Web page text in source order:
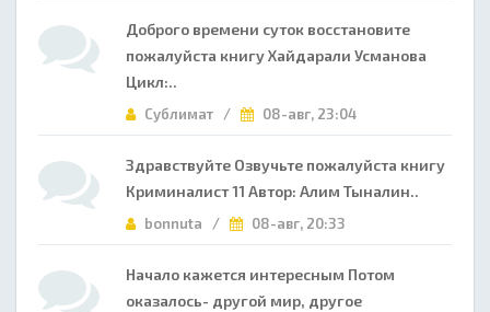
Доброго времени суток восстановите
пожалуйста книгу Хайдарали Усманова
Цикл:..
Сублимат / 08-авг, 23:04
Здравствуйте Озвучьте пожалуйста книгу
Криминалист 11 Автор: Алим Тыналин..
bonnuta / 08-авг, 20:33
Начало кажется интересным Потом
оказалось- другой мир, другое